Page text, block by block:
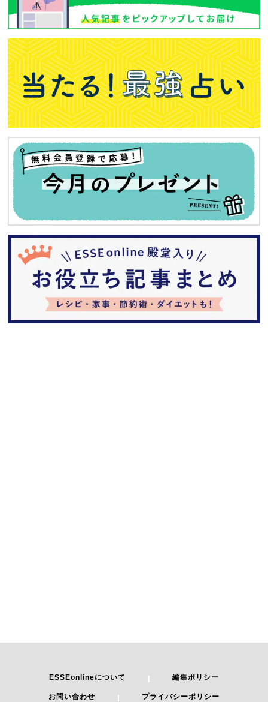
ESSEonlineについて 編集ポリシー
お問い合わせ プライバシーポリシー